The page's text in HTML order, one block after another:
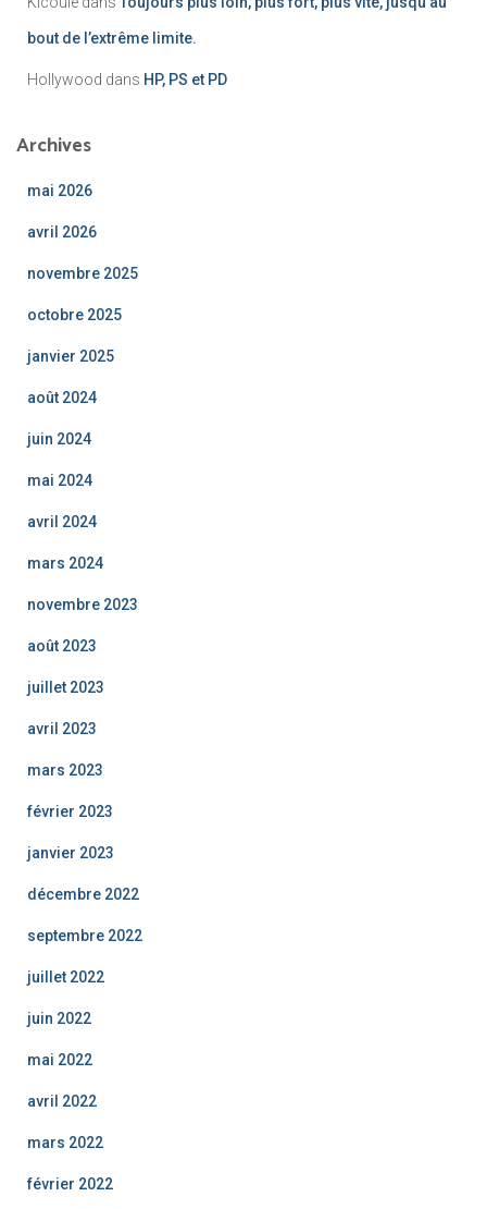
bout de l’extrême limite.
Hollywood dans HP, PS et PD
Archives
mai 2026
avril 2026
novembre 2025
octobre 2025
janvier 2025
août 2024
juin 2024
mai 2024
avril 2024
mars 2024
novembre 2023
août 2023
juillet 2023
avril 2023
mars 2023
février 2023
janvier 2023
décembre 2022
septembre 2022
juillet 2022
juin 2022
mai 2022
avril 2022
mars 2022
février 2022